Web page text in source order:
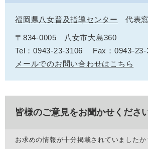
福岡県八女普及指導センター 代表
〒834-0005
八女市大島360
Tel：0943-23-3106
Fax：0943-23-
メールでのお問い合わせはこちら
皆様のご意見をお聞かせください
お求めの情報が十分掲載されていましたか